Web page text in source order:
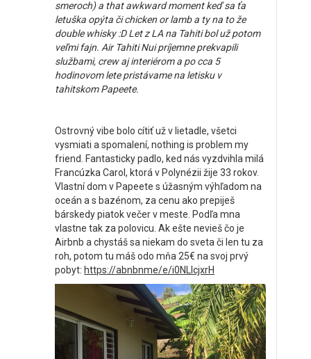
smeroch) a that awkward moment keď sa ťa
letuška opýta či chicken or lamb a ty na to že
double whisky :D Let z LA na Tahiti bol už potom
veľmi fajn. Air Tahiti Nui príjemne prekvapili
službami, crew aj interiérom a po cca 5
hodinovom lete pristávame na letisku v
tahitskom Papeete.
Ostrovný vibe bolo cítiť už v lietadle, všetci
vysmiati a spomalení, nothing is problem my
friend. Fantasticky padlo, ked nás vyzdvihla milá
Francúzka Carol, ktorá v Polynézii žije 33 rokov.
Vlastní dom v Papeete s úžasným výhľadom na
oceán a s bazénom, za cenu ako prepiješ
bárskedy piatok večer v meste. Podľa mna
vlastne tak za polovicu. Ak ešte nevieš čo je
Airbnb a chystáš sa niekam do sveta či len tu za
roh, potom tu máš odo mňa 25€ na svoj prvý
pobyt: https://abnbnme/e/i0NLlcjxrH